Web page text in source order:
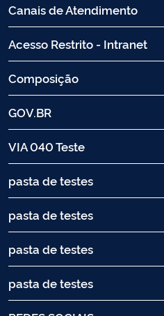
Canais de Atendimento
Acesso Restrito - Intranet
Composição
GOV.BR
VIA 040 Teste
pasta de testes
pasta de testes
pasta de testes
pasta de testes